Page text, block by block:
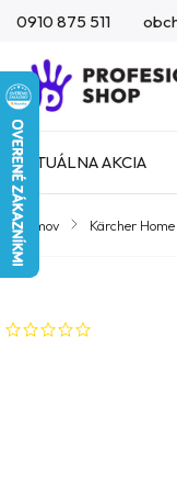
0910 875 511
AKTUÁLNA AKCIA
Domov / Kärcher